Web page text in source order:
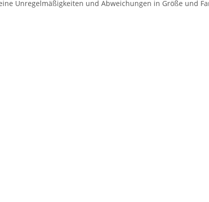
Unregelmäßigkeiten und Abweichungen in Größe und